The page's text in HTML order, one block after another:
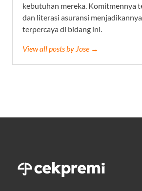
kebutuhan mereka. Komitmennya
dan literasi asuransi
terpercaya di bidang ini.
View all posts by Jose →